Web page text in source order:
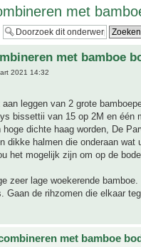
met
met bamboe
2021 14:32
aan leggen van 2 grote
bissettii van 15 op 2M en één
dichte haag worden, De
dikke halmen die onderaan
het mogelijk zijn om op de
zeer lage woekerende
Gaan de rihzomen die elkaar
met bamboe